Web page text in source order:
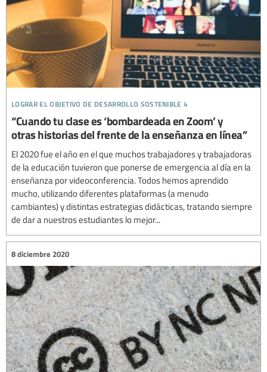
lograr el objetivo de desarrollo sostenible 4
“Cuando tu clase es ‘bombardeada en Zoom’ y
otras historias del frente de la enseñanza en línea”
El 2020 fue el año en el que muchos trabajadores y trabajadoras
de la educación tuvieron que ponerse de emergencia al día en la
enseñanza por videoconferencia. Todos hemos aprendido
mucho, utilizando diferentes plataformas (a menudo
cambiantes) y distintas estrategias didácticas, tratando siempre
de dar a nuestros estudiantes lo mejor...
8 diciembre 2020